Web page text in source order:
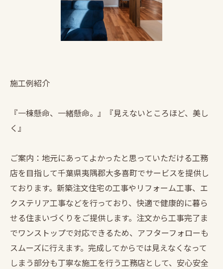
施工例紹介
『一棟懸命、一緒懸命。』『見えないところほど、美し
く』
ご案内：地元にあってよかったと思っていただける工務
店を目指して千葉県夷隅郡大多喜町でサービスを提供し
ております。新築注文住宅の工事やリフォーム工事、エ
クステリア工事などを行っており、快適で健康的に暮ら
せる住まいづくりをご提供します。注文から工事完了ま
でワンストップで対応できるため、アフターフォローも
スムーズに行えます。完成してからでは見えなくなって
しまう部分も丁寧な施工を行う工務店として、安心安全